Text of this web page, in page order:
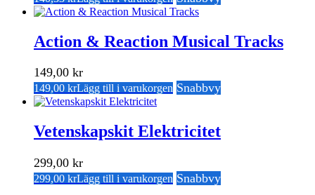
Action & Reaction Musical Tracks
149,00 kr
149,00 krLägg till i varukorgen Snabbvy
Vetenskapskit Elektricitet
299,00 kr
299,00 krLägg till i varukorgen Snabbvy